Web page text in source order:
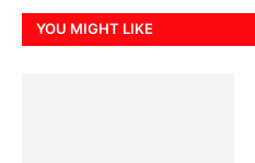
YOU MIGHT LIKE